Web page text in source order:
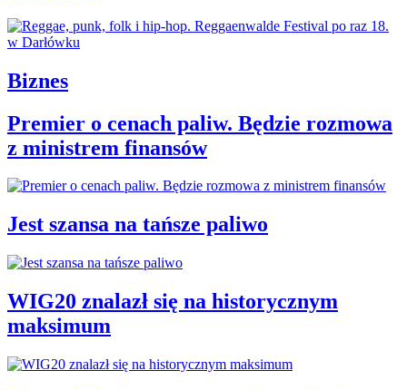
Biznes
Premier o cenach paliw. Będzie rozmowa
z ministrem finansów
Jest szansa na tańsze paliwo
WIG20 znalazł się na historycznym
maksimum